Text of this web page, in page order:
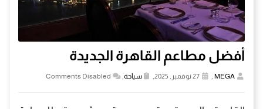
أفضل مطاعم القاهرة الجديدة
MEGA سياحة Comments Disabled